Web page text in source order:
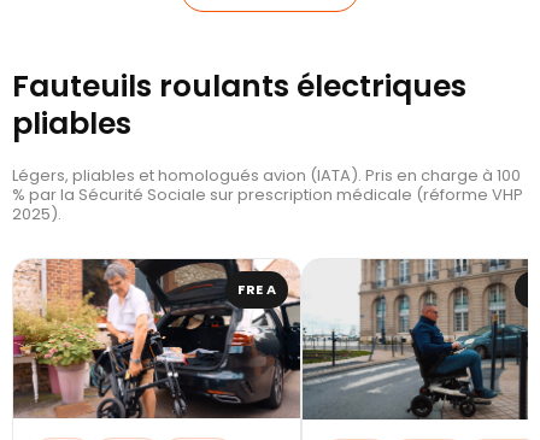
Fauteuils roulants électriques
pliables
Légers, pliables et homologués avion (IATA). Pris en charge à 100
% par la Sécurité Sociale sur prescription médicale (réforme VHP
2025).
FRE A